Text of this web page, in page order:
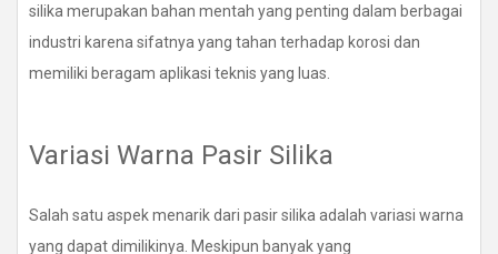
silika merupakan bahan mentah yang penting dalam berbagai
industri karena sifatnya yang tahan terhadap korosi dan
memiliki beragam aplikasi teknis yang luas.
Variasi Warna Pasir Silika
Salah satu aspek menarik dari pasir silika adalah variasi warna
yang dapat dimilikinya. Meskipun banyak yang